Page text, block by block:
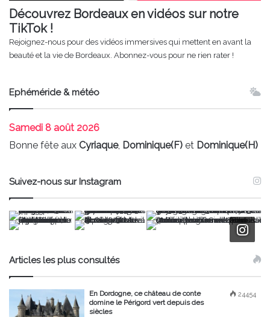
Découvrez Bordeaux en vidéos sur notre
TikTok !
Rejoignez-nous pour des vidéos immersives qui mettent en avant la
beauté et la vie de Bordeaux. Abonnez-vous pour ne rien rater !
Ephéméride & météo
Samedi 8 août 2026
Bonne fête aux Cyriaque, Dominique(F) et Dominique(H)
Suivez-nous sur Instagram
Articles les plus consultés
24454
En Dordogne, ce château de conte
domine le Périgord vert depuis des
siècles